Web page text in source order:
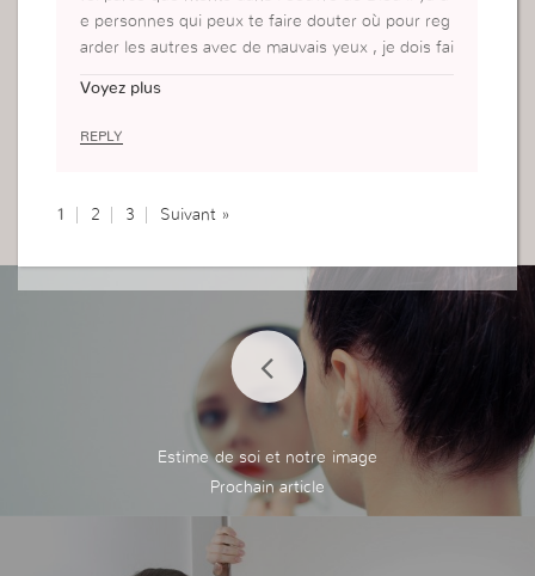
e personnes qui peux te faire douter où pour reg
arder les autres avec de mauvais yeux , je dois fai
écoute les autres pourn ne pas le privilégié au dia
Voyez plus
REPLY
1 2 3 Suivant »
Estime de soi et notre image